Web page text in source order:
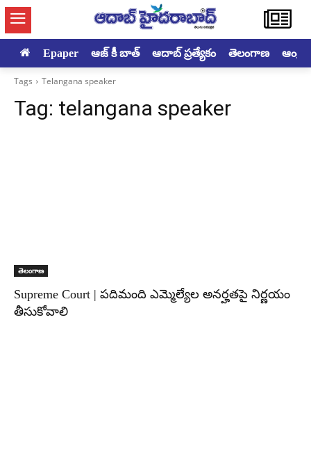
Epaper ఆజ్ కీ బాత్ ఆదాబ్ ప్రత్యేకం తెలంగాణ
Tags Telangana speaker
Tag: telangana speaker
తెలంగాణ
Supreme Court | పదిమంది ఎమ్మెల్యేల అనర్హతపై నిర్ణయం
తీసుకోవాలి